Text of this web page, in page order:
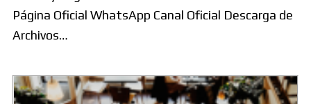
Página Oficial WhatsApp Canal Oficial Descarga de
Archivos…